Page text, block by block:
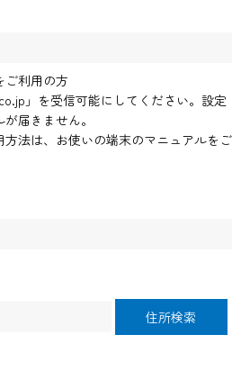
利用の方
」を受信可能にしてください。設定
届きません。
方法は、お使いの端末のマニュアルをご
住所検索